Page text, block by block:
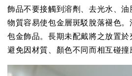
飾品不要接觸到溶劑、去光水、
物質容易使包金層斑駁脫落褪色
包金飾品。長期未配戴將之放置
避免因材質、顏色不同而相互碰撞